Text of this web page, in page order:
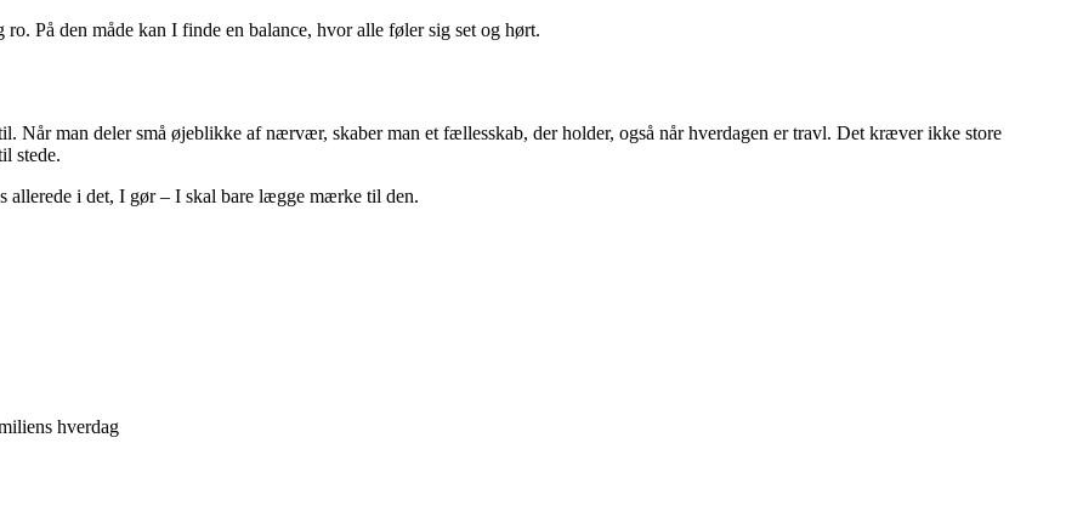
På den måde kan I finde en balance, hvor alle føler sig set og hørt.
Når man deler små øjeblikke af nærvær, skaber man et fællesskab, der holder, også når hverdagen er travl. Det kræver ikke store
stede.
allerede i det, I gør – I skal bare lægge mærke til den.
hverdag